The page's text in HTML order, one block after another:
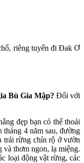
riêng tuyến đi Đak Ơ
Bù Gia Mập? Đối với
đẹp bạn có thể thoải
tháng 4 năm sau, đường
trái rừng chín rộ ở vườn
thơm ngon, lạ miệng.
loại động vật rừng, các